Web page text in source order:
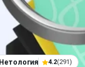
Нетология 4.2(291)